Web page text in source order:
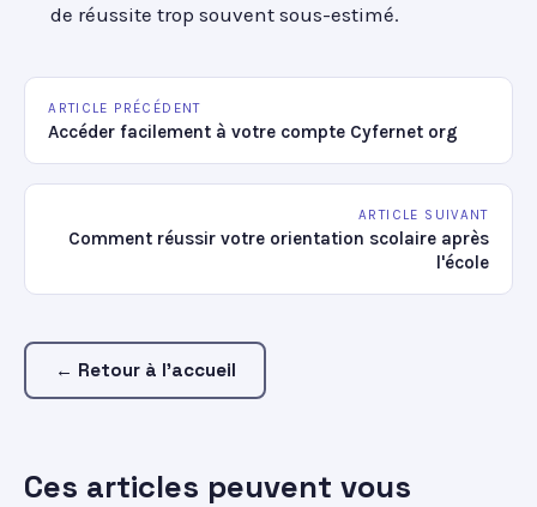
de réussite trop souvent sous-estimé.
ARTICLE PRÉCÉDENT
Accéder facilement à votre compte Cyfernet org
ARTICLE SUIVANT
Comment réussir votre orientation scolaire après
l'école
← Retour à l'accueil
Ces articles peuvent vous